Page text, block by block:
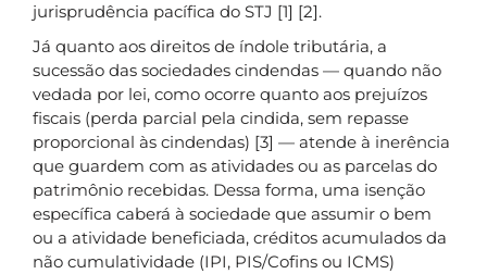
jurisprudência pacífica do STJ [1] [2].
Já quanto aos direitos de índole tributária, a
sucessão das sociedades cindendas — quando não
vedada por lei, como ocorre quanto aos prejuízos
fiscais (perda parcial pela cindida, sem repasse
proporcional às cindendas) [3] — atende à inerência
que guardem com as atividades ou as parcelas do
patrimônio recebidas. Dessa forma, uma isenção
específica caberá à sociedade que assumir o bem
ou a atividade beneficiada, créditos acumulados da
não cumulatividade (IPI, PIS/Cofins ou ICMS)